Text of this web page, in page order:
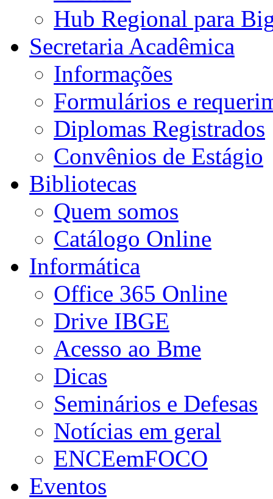
Hub Regional para
Secretaria Acadêmica
Informações
Formulários e
Diplomas Registrados
Convênios de Estágio
Bibliotecas
Quem somos
Catálogo Online
Informática
Office 365 Online
Drive IBGE
Acesso ao Bme
Dicas
Seminários e Defesas
Notícias em geral
ENCEemFOCO
Eventos